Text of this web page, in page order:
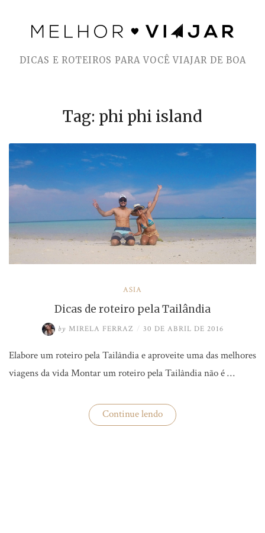
content
DICAS E ROTEIROS PARA VOCÊ VIAJAR DE BOA
Tag: phi phi island
ÁSIA
Dicas de roteiro pela Tailândia
by MIRELA FERRAZ / 30 DE ABRIL DE 2016
Elabore um roteiro pela Tailândia e aproveite uma das melhores
viagens da vida Montar um roteiro pela Tailândia não é …
Continue lendo“Dicas
de